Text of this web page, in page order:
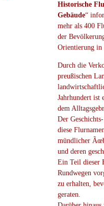
Historische
Gebäude“
mehr als 400
der
Orientierung in
Durch die
preußischen
Jahrhundert ist
dem
Der
diese
mündlicher
und deren
Ein Teil dieser
Rundwegen
zu erhalten,
geraten.